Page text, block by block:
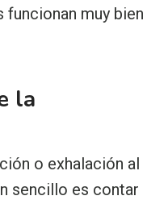
funcionan muy bien
la
o exhalación al
sencillo es contar